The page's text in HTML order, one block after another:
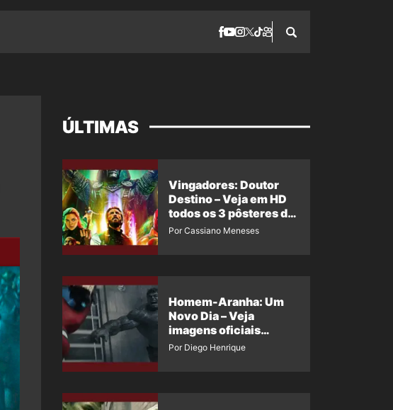
ÚLTIMAS
Vingadores: Doutor
Destino – Veja em HD
todos os 3 pôsteres de
‘Doomsday’ + 1 imagem
Por Cassiano Meneses
Homem-Aranha: Um
Novo Dia – Veja
imagens oficiais
descartadas do Hulk
Por Diego Henrique